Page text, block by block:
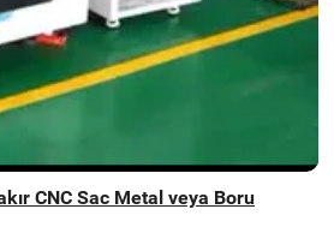
CNC Sac Metal veya Boru